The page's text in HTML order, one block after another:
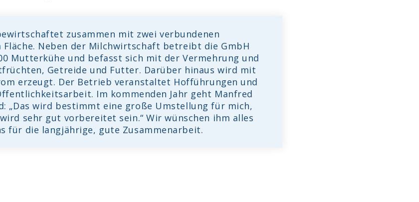
zusammen mit zwei verbundenen
Fläche. Neben der Milchwirtschaft betreibt die GmbH
Mutterkühe und befasst sich mit der Vermehrung und
Getreide und Futter. Darüber hinaus wird mit
erzeugt. Der Betrieb veranstaltet Hofführungen und
Im kommenden Jahr geht Manfred
„Das wird bestimmt eine große Umstellung für mich,
sehr gut vorbereitet sein.“ Wir wünschen ihm alles
für die langjährige, gute Zusammenarbeit.